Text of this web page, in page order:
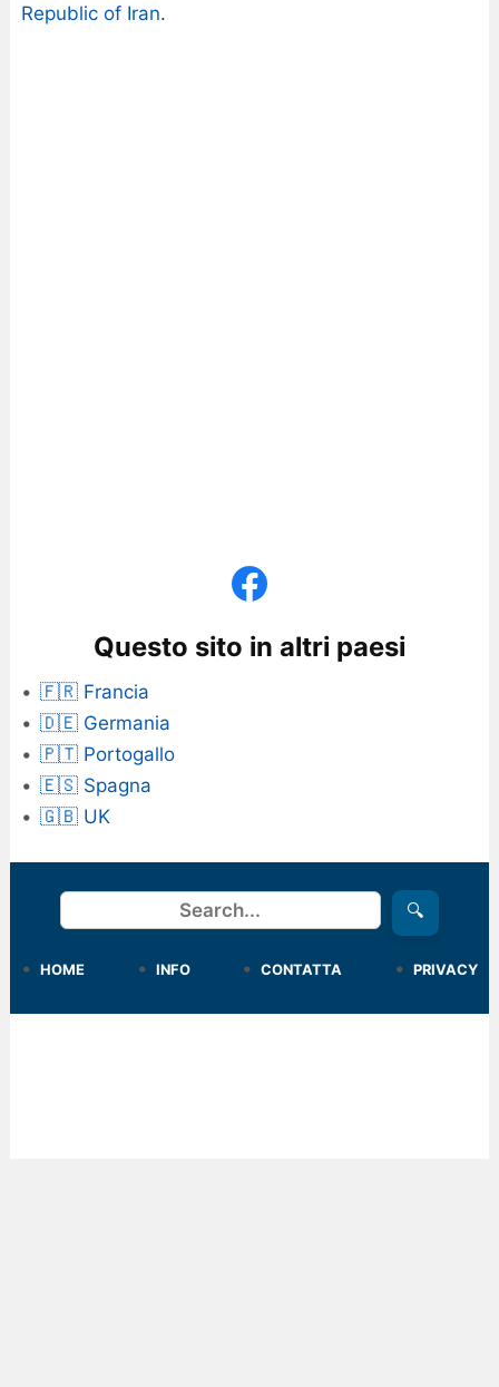
Republic of Iran.
Questo sito in altri paesi
🇫🇷 Francia
🇩🇪 Germania
🇵🇹 Portogallo
🇪🇸 Spagna
🇬🇧 UK
Cerca 🔍
HOME INFO CONTATTA PRIVACY